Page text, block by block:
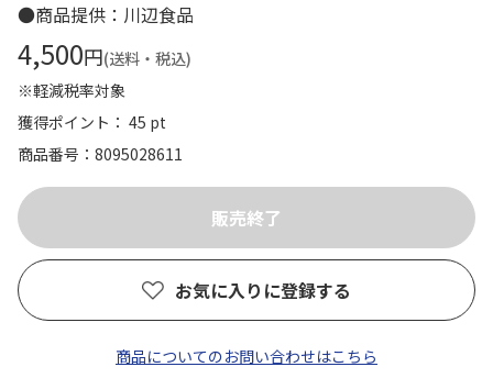
●商品提供：川辺食品
4,500円(送料・税込)
※軽減税率対象
獲得ポイント： 45 pt
商品番号
8095028611
お気に入りに登録する
商品についてのお問い合わせはこちら